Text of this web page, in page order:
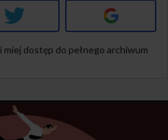
Twitter Google+
i miej dostęp do pełnego archiwum